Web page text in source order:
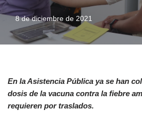
8 de diciembre de 2021
En la Asistencia Pública ya se han
dosis de la vacuna contra la fiebre
requieren por traslados.